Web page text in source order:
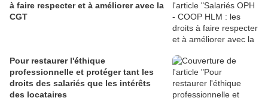
à faire respecter et à améliorer avec la
CGT
Pour restaurer l'éthique
professionnelle et protéger tant les
droits des salariés que les intérêts
des locataires